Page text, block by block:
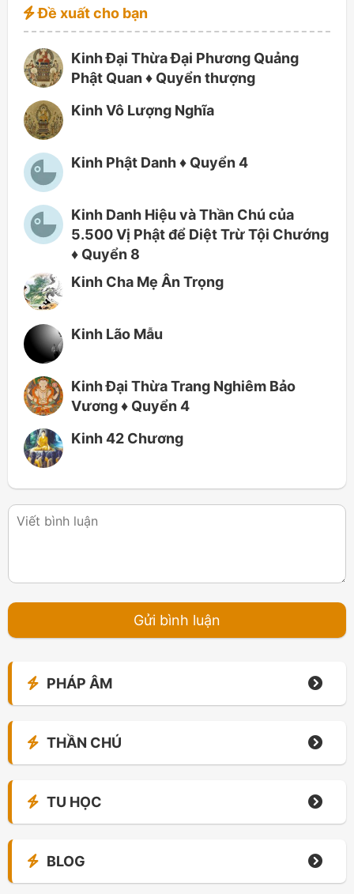
Đề xuất cho bạn
Kinh Đại Thừa Đại Phương Quảng
Phật Quan ♦ Quyển thượng
Kinh Vô Lượng Nghĩa
Kinh Phật Danh ♦ Quyển 4
Kinh Danh Hiệu và Thần Chú của
5.500 Vị Phật để Diệt Trừ Tội Chướng
♦ Quyển 8
Kinh Cha Mẹ Ân Trọng
Kinh Lão Mẫu
Kinh Đại Thừa Trang Nghiêm Bảo
Vương ♦ Quyển 4
Kinh 42 Chương
PHÁP ÂM
THẦN CHÚ
TU HỌC
BLOG